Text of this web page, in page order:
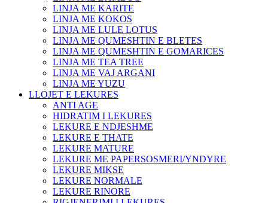
LINJA ME KARITE
LINJA ME KOKOS
LINJA ME LULE LOTUS
LINJA ME QUMESHTIN E BLETES
LINJA ME QUMESHTIN E GOMARICES
LINJA ME TEA TREE
LINJA ME VAJ ARGANI
LINJA ME YUZU
LLOJET E LEKURES
ANTI AGE
HIDRATIM I LEKURES
LEKURE E NDJESHME
LEKURE E THATE
LEKURE MATURE
LEKURE ME PAPERSOSMERI/YNDYRE
LEKURE MIKSE
LEKURE NORMALE
LEKURE RINORE